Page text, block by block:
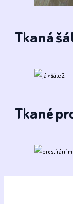
Tkaná
Tkané